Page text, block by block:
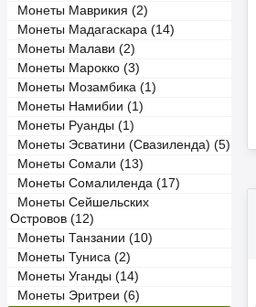
Монеты Маврикия (2)
Монеты Мадагаскара (14)
Монеты Малави (2)
Монеты Марокко (3)
Монеты Мозамбика (1)
Монеты Намибии (1)
Монеты Руанды (1)
Монеты Эсватини (Свазиленда) (5)
Монеты Сомали (13)
Монеты Сомалиленда (17)
Монеты Сейшельских
Островов (12)
Монеты Танзании (10)
Монеты Туниса (2)
Монеты Уганды (14)
Монеты Эритреи (6)